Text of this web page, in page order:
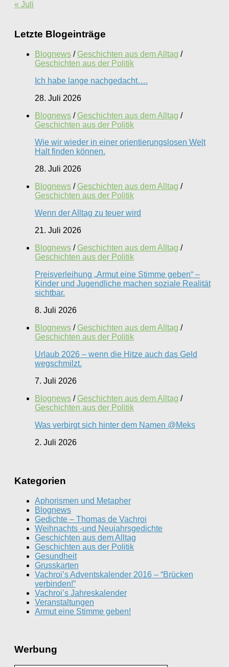
« Juli
Letzte Blogeinträge
Blognews / Geschichten aus dem Alltag /
Geschichten aus der Politik
Ich habe lange nachgedacht….
28. Juli 2026
Blognews / Geschichten aus dem Alltag /
Geschichten aus der Politik
Wie wir wieder in einer orientierungslosen Welt
Halt finden können.
28. Juli 2026
Blognews / Geschichten aus dem Alltag /
Geschichten aus der Politik
Wenn der Alltag zu teuer wird
21. Juli 2026
Blognews / Geschichten aus dem Alltag /
Geschichten aus der Politik
Preisverleihung „Armut eine Stimme geben“ –
Kinder und Jugendliche machen soziale Realität
sichtbar.
8. Juli 2026
Blognews / Geschichten aus dem Alltag /
Geschichten aus der Politik
Urlaub 2026 – wenn die Hitze auch das Geld
wegschmilzt.
7. Juli 2026
Blognews / Geschichten aus dem Alltag /
Geschichten aus der Politik
Was verbirgt sich hinter dem Namen @Meks
2. Juli 2026
Kategorien
Aphorismen und Metapher
Blognews
Gedichte – Thomas de Vachroi
Weihnachts -und Neujahrsgedichte
Geschichten aus dem Alltag
Geschichten aus der Politik
Gesundheit
Grusskarten
Vachroi’s Adventskalender 2016 – “Brücken
verbinden!”
Vachroi’s Jahreskalender
Veranstaltungen
Armut eine Stimme geben!
Werbung